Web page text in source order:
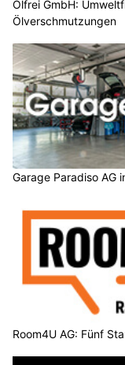
Ölfrei GmbH:
Ölverschmutzungen
Garage Paradiso AG
Room4U AG: Fünf